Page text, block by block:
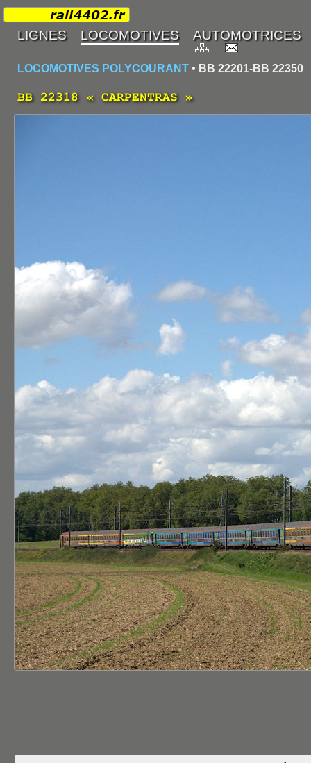
LOCOMOTIVES POLYCOURANT • BB 22201-BB 22350
BB 22318 « CARPENTRAS »